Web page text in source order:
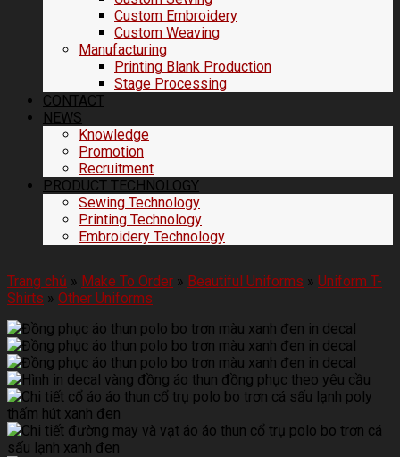
Custom Embroidery
Custom Weaving
Manufacturing
Printing Blank Production
Stage Processing
CONTACT
NEWS
Knowledge
Promotion
Recruitment
PRODUCT TECHNOLOGY
Sewing Technology
Printing Technology
Embroidery Technology
Trang chủ » Make To Order » Beautiful Uniforms » Uniform T-
Shirts » Other Uniforms